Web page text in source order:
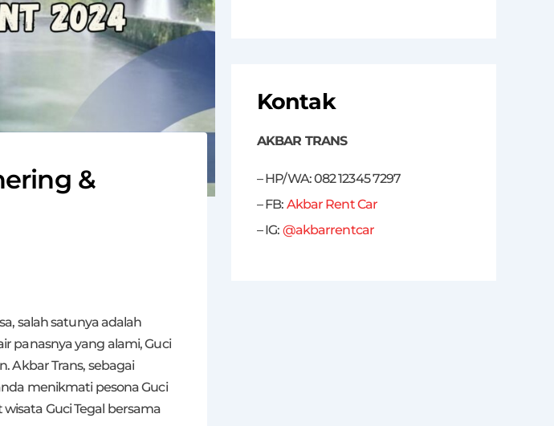
&
salah satunya adalah
panasnya yang alami, Guci
Akbar Trans, sebagai
menikmati pesona Guci
Guci Tegal bersama
Kontak
AKBAR TRANS
– HP/WA: 082 12345 7297
– FB: Akbar Rent Car
– IG: @akbarrentcar